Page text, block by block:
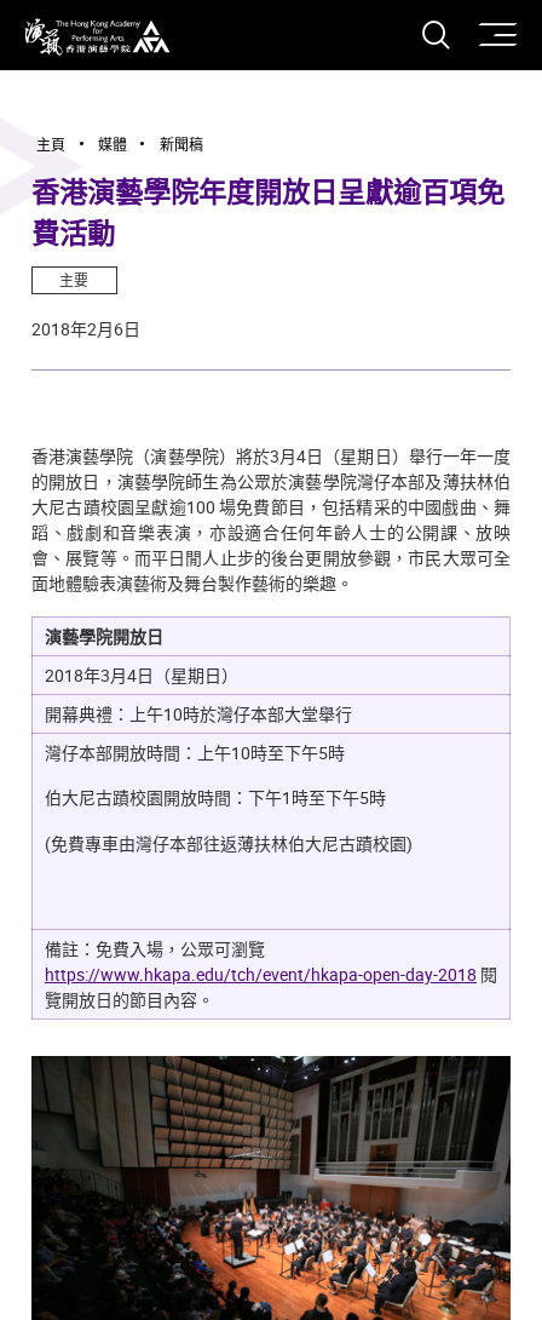
香港演藝學院
打開
主頁 媒體 新聞稿
香港演藝學院年度開放日呈獻逾百項免
費活動
主要
2018年2月6日
香港演藝學院（演藝學院）將於3月4日（星期日）舉行一年一度
的開放日，演藝學院師生為公眾於演藝學院灣仔本部及薄扶林伯
大尼古蹟校園呈獻逾100 場免費節目，包括精采的中國戲曲、舞
蹈、戲劇和音樂表演，亦設適合任何年齡人士的公開課、放映
會、展覽等。而平日閒人止步的後台更開放參觀，市民大眾可全
面地體驗表演藝術及舞台製作藝術的樂趣。
演藝學院開放日
2018年3月4日（星期日）
開幕典禮：上午10時於灣仔本部大堂舉行
灣仔本部開放時間：上午10時至下午5時
伯大尼古蹟校園開放時間：下午1時至下午5時
(免費專車由灣仔本部往返薄扶林伯大尼古蹟校園)
備註：免費入場，公眾可瀏覽
https://www.hkapa.edu/tch/event/hkapa-open-day-2018 閱
覽開放日的節目內容。